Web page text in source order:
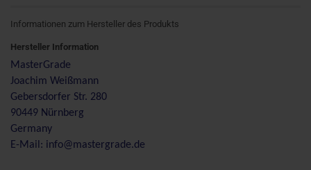
Informationen zum Hersteller des Produkts
Hersteller Information
MasterGrade
Joachim Weißmann
Gebersdorfer Str. 280
90449 Nürnberg
Germany
E-Mail: info@mastergrade.de